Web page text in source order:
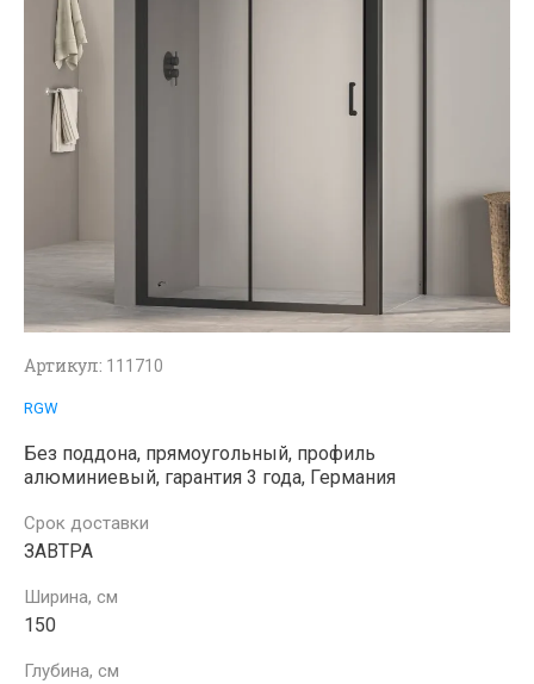
Артикул: 111710
RGW
Без поддона, прямоугольный, профиль
алюминиевый, гарантия 3 года, Германия
Срок доставки
ЗАВТРА
Ширина, см
150
Глубина, см